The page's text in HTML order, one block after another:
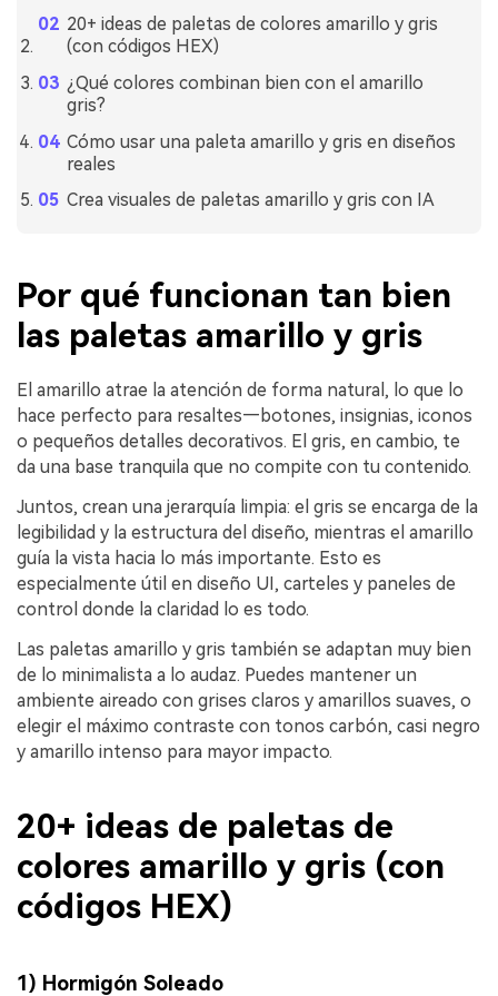
20+ ideas de paletas de colores amarillo y gris
(con códigos HEX)
¿Qué colores combinan bien con el amarillo
gris?
Cómo usar una paleta amarillo y gris en diseños
reales
Crea visuales de paletas amarillo y gris con IA
Por qué funcionan tan bien
las paletas amarillo y gris
El amarillo atrae la atención de forma natural, lo que lo
hace perfecto para resaltes—botones, insignias, iconos
o pequeños detalles decorativos. El gris, en cambio, te
da una base tranquila que no compite con tu contenido.
Juntos, crean una jerarquía limpia: el gris se encarga de la
legibilidad y la estructura del diseño, mientras el amarillo
guía la vista hacia lo más importante. Esto es
especialmente útil en diseño UI, carteles y paneles de
control donde la claridad lo es todo.
Las paletas amarillo y gris también se adaptan muy bien
de lo minimalista a lo audaz. Puedes mantener un
ambiente aireado con grises claros y amarillos suaves, o
elegir el máximo contraste con tonos carbón, casi negro
y amarillo intenso para mayor impacto.
20+ ideas de paletas de
colores amarillo y gris (con
códigos HEX)
1) Hormigón Soleado